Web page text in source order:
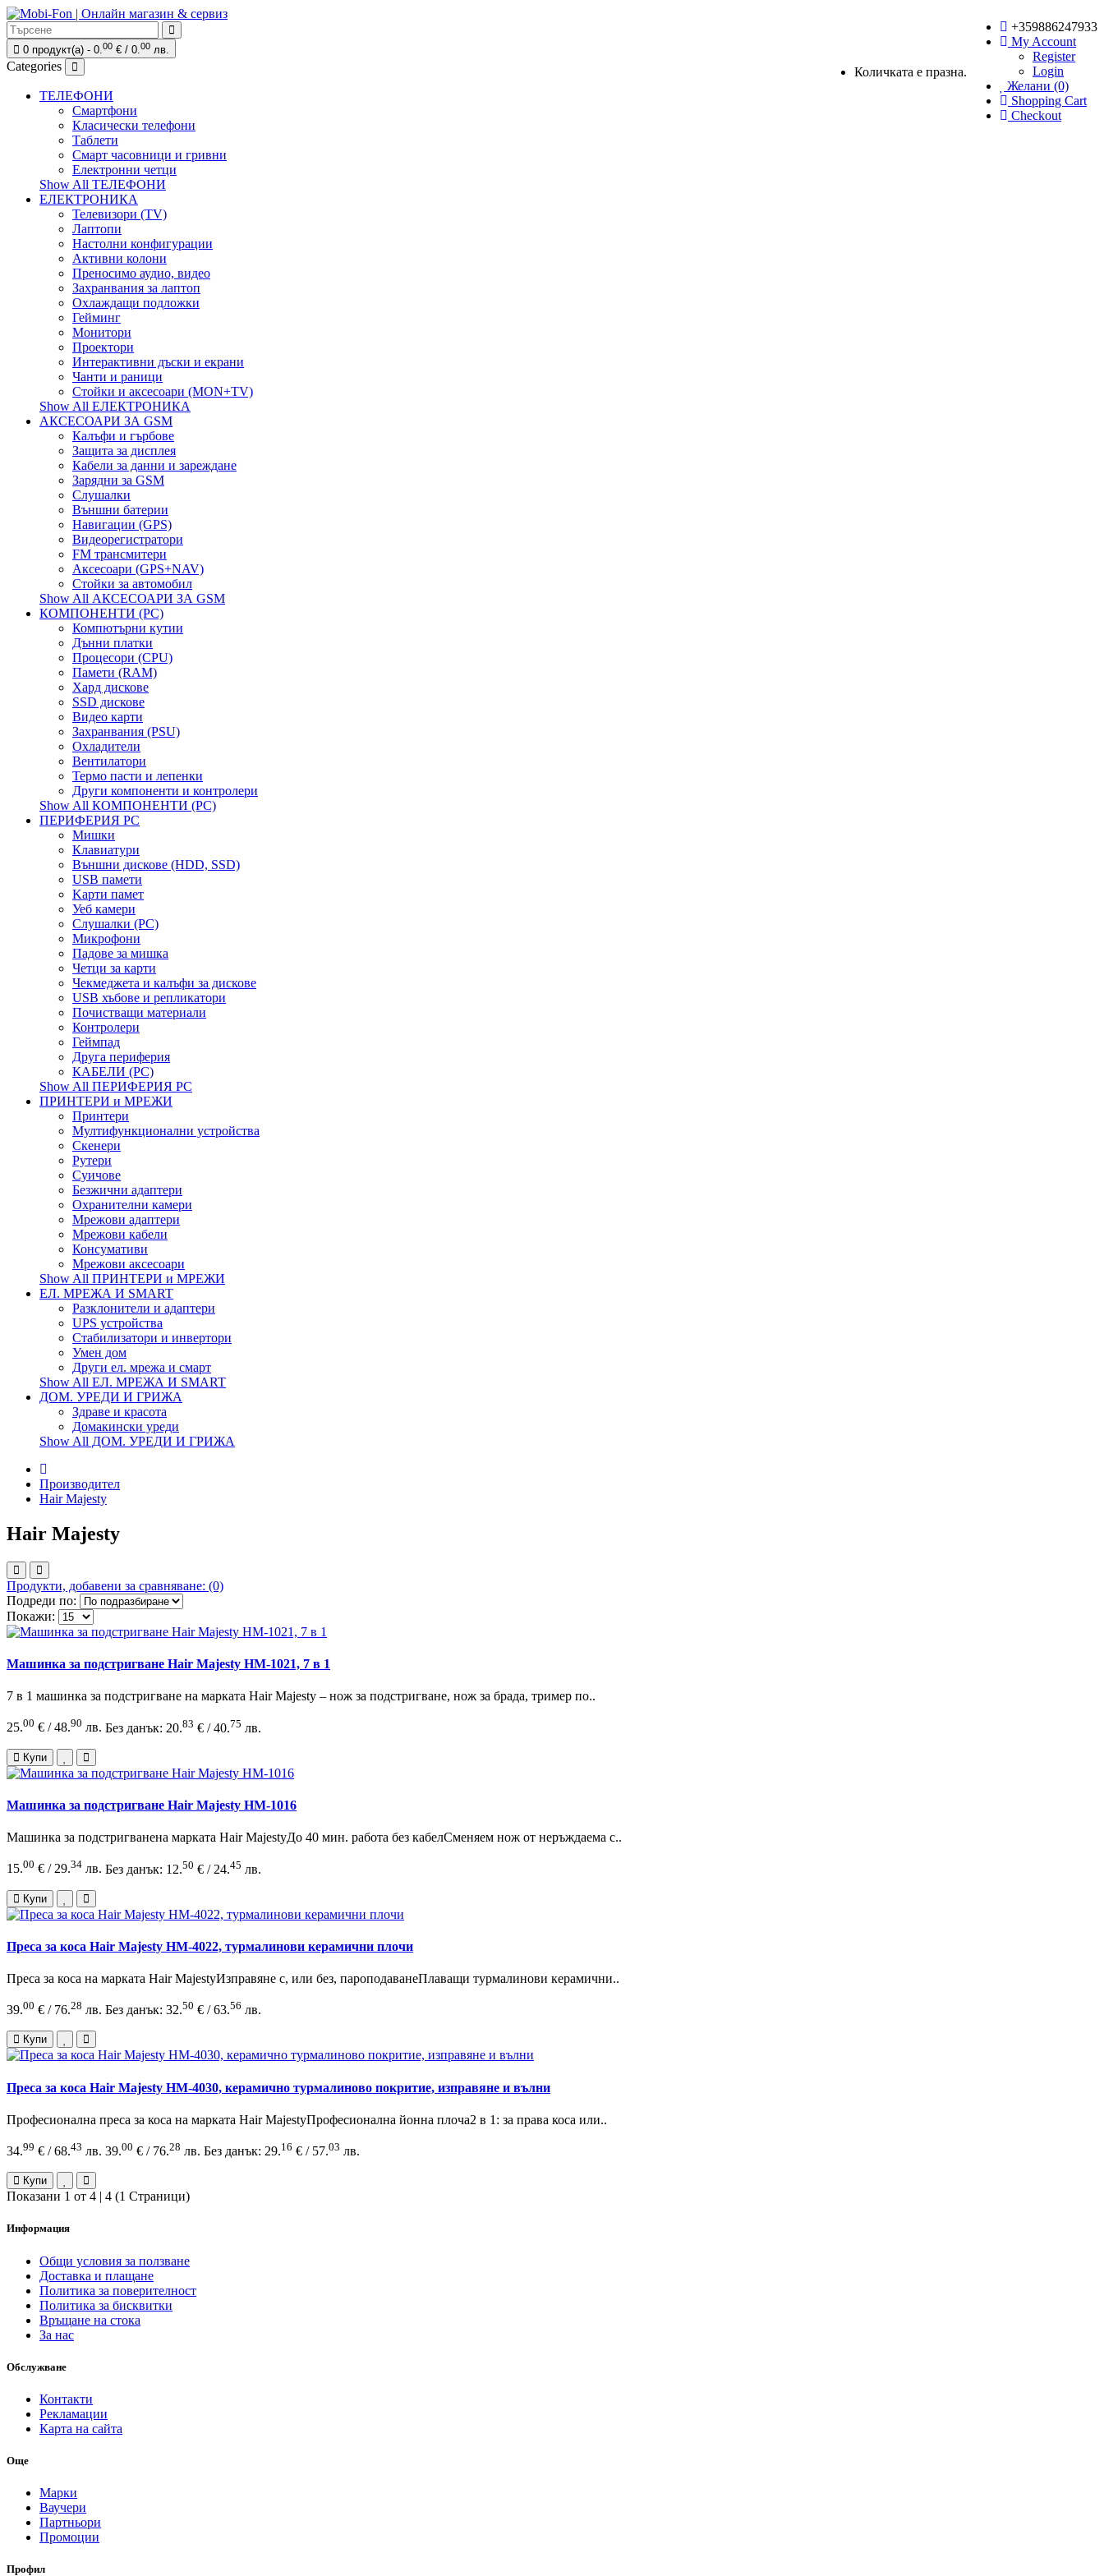
+359886247933
My Account
Register
Login
Желани (0)
Shopping Cart
Checkout
0 продукт(а) - 0.00 € / 0.00 лв.
Количката е празна.
Categories
ТЕЛЕФОНИ
Смартфони
Класически телефони
Таблети
Смарт часовници и гривни
Електронни четци
Show All ТЕЛЕФОНИ
ЕЛЕКТРОНИКА
Телевизори (TV)
Лаптопи
Настолни конфигурации
Активни колони
Преносимо аудио, видео
Захранвания за лаптоп
Охлаждащи подложки
Гейминг
Монитори
Проектори
Интерактивни дъски и екрани
Чанти и раници
Стойки и аксесоари (MON+TV)
Show All ЕЛЕКТРОНИКА
АКСЕСОАРИ ЗА GSM
Калъфи и гърбове
Защита за дисплея
Кабели за данни и зареждане
Зарядни за GSM
Слушалки
Външни батерии
Навигации (GPS)
Видеорегистратори
FM трансмитери
Аксесоари (GPS+NAV)
Стойки за автомобил
Show All АКСЕСОАРИ ЗА GSM
КОМПОНЕНТИ (PC)
Компютърни кутии
Дънни платки
Процесори (CPU)
Памети (RAM)
Хард дискове
SSD дискове
Видео карти
Захранвания (PSU)
Охладители
Вентилатори
Термо пасти и лепенки
Други компоненти и контролери
Show All КОМПОНЕНТИ (PC)
ПЕРИФЕРИЯ PC
Мишки
Клавиатури
Външни дискове (HDD, SSD)
USB памети
Kарти памет
Уеб камери
Слушалки (PC)
Микрофони
Падове за мишка
Четци за карти
Чекмеджета и калъфи за дискове
USB хъбове и репликатори
Почистващи материали
Контролери
Геймпад
Друга периферия
КАБЕЛИ (PC)
Show All ПЕРИФЕРИЯ PC
ПРИНТЕРИ и МРЕЖИ
Принтери
Мултифункционални устройства
Скенери
Рутери
Суичове
Безжични адаптери
Охранителни камери
Мрежови адаптери
Мрежови кабели
Консумативи
Мрежови аксесоари
Show All ПРИНТЕРИ и МРЕЖИ
ЕЛ. МРЕЖА И SMART
Разклонители и адаптери
UPS устройства
Стабилизатори и инвертори
Умен дом
Други ел. мрежа и смарт
Show All ЕЛ. МРЕЖА И SMART
ДОМ. УРЕДИ И ГРИЖА
Здраве и красота
Домакински уреди
Show All ДОМ. УРЕДИ И ГРИЖА
Производител
Hair Majesty
Hair Majesty
Продукти, добавени за сравняване: (0)
Подреди по:
Покажи:
Mашинка за подстригване Hair Majesty HM-1021, 7 в 1
7 в 1 машинка за подстригване на марката Hair Majesty – нож за подстригване, нож за брада, тример по..
25.00 € / 48.90 лв. Без данък: 20.83 € / 40.75 лв.
Купи
Машинка за подстригване Hair Majesty HM-1016
Машинка за подстригванена марката Hair MajestyДо 40 мин. работа без кабелСменяем нож от неръждаема с..
15.00 € / 29.34 лв. Без данък: 12.50 € / 24.45 лв.
Купи
Преса за коса Hair Majesty HM-4022, турмалинови керамични плочи
Преса за коса на марката Hair MajestyИзправяне с, или без, пароподаванеПлаващи турмалинови керамични..
39.00 € / 76.28 лв. Без данък: 32.50 € / 63.56 лв.
Купи
Преса за коса Hair Majesty HM-4030, керамично турмалиново покритие, изправяне и вълни
Професионална преса за коса на марката Hair MajestyПрофесионална йонна плоча2 в 1: за права коса или..
34.99 € / 68.43 лв. 39.00 € / 76.28 лв. Без данък: 29.16 € / 57.03 лв.
Купи
Показани 1 от 4 | 4 (1 Страници)
Информация
Общи условия за ползване
Доставка и плащане
Политика за поверителност
Политика за бисквитки
Връщане на стока
За нас
Обслужване
Контакти
Рекламации
Карта на сайта
Още
Марки
Ваучери
Партньори
Промоции
Профил